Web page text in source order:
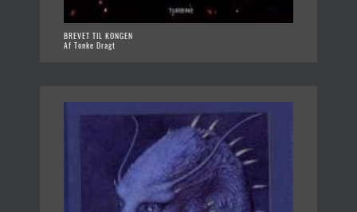
BREVET TIL KONGEN
Af Tonke Dragt